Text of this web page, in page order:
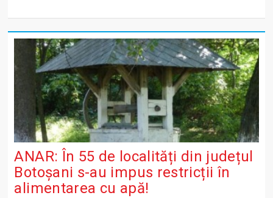
ANAR: În 55 de localități din județul
Botoșani s-au impus restricții în
alimentarea cu apă!